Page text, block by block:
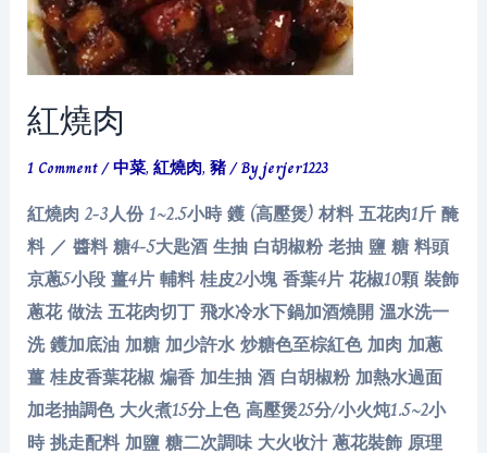
紅燒肉
1 Comment/中菜,紅燒肉,豬/ Byjerjer1223
紅燒肉 2-3人份 1~2.5小時 鑊 (高壓煲) 材料 五花肉1斤 醃
料 ／ 醬料 糖4-5大匙酒 生抽 白胡椒粉 老抽 鹽 糖 料頭
京蔥5小段 薑4片 輔料 桂皮2小塊 香葉4片 花椒10顆 裝飾
蔥花 做法 五花肉切丁 飛水冷水下鍋加酒燒開 溫水洗一
洗 鑊加底油 加糖 加少許水 炒糖色至棕紅色 加肉 加蔥
薑 桂皮香葉花椒 煸香 加生抽 酒 白胡椒粉 加熱水過面
加老抽調色 大火煮15分上色 高壓煲25分/小火炖1.5~2小
時 挑走配料 加鹽 糖二次調味 大火收汁 蔥花裝飾 原理